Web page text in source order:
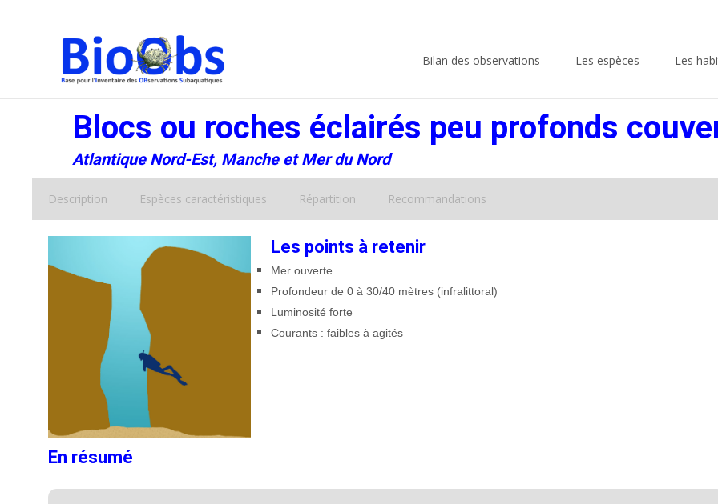
Bilan des observations Les espèces Les
Blocs ou roches éclairés peu profonds
Atlantique Nord-Est, Manche et Mer du Nord
Description Espèces caractéristiques Répartition Recommandations
Les points à retenir
Mer ouverte
Profondeur de 0 à 30/40 mètres (infralittoral)
Luminosité forte
Courants : faibles à agités
En résumé